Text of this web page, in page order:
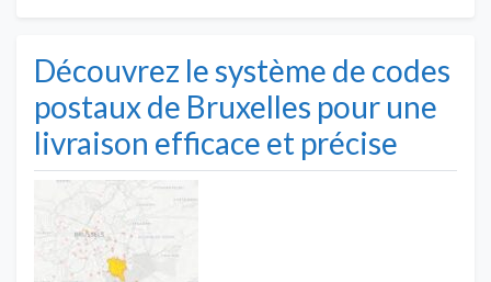
Découvrez le système de codes
postaux de Bruxelles pour une
livraison efficace et précise